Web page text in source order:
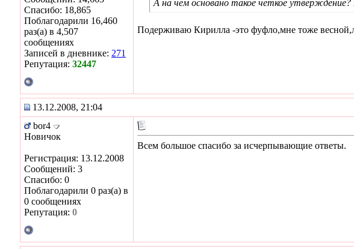
Спасибо: 18,865
Поблагодарили 16,460
раз(а) в 4,507
сообщениях
Записей в дневнике: 271
Репутация: 32447
А на чем основано такое четкое
Подерживаю Кирилла -это фуфло,мне тоже
13.12.2008, 21:04
bor4
Новичок
Регистрация: 13.12.2008
Сообщений: 3
Спасибо: 0
Поблагодарили 0 раз(а) в
0 сообщениях
Репутация: 0
Всем большое спасибо за исчерпывающие ответы.